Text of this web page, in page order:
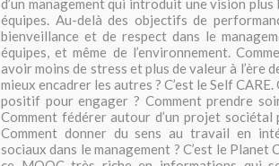
d’un management qui introduit une vision
équipes. Au-delà des objectifs de
bienveillance et de respect dans le
équipes, et même de l’environnement.
avoir moins de stress et plus de valeur à l’ère
mieux encadrer les autres ? C’est le Self
positif pour engager ? Comment prendre
Comment fédérer autour d’un projet
Comment donner du sens au travail en
sociaux dans le management ? C’est le Planet